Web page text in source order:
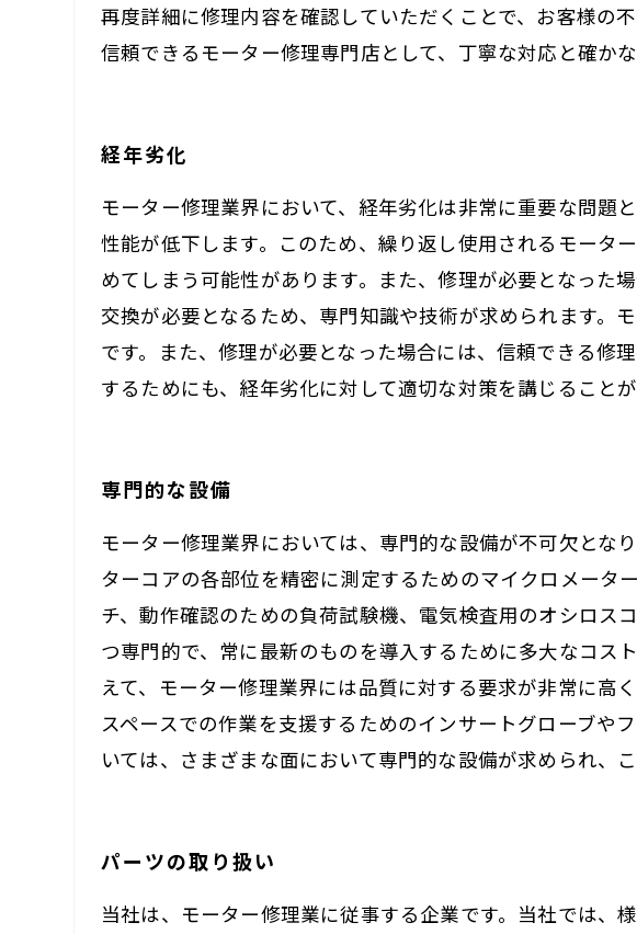
再度詳細に修理内容を確認していただくことで、お客様の
信頼できるモーター修理専門店として、丁寧な対応と確か
経年劣化
モーター修理業界において、経年劣化は非常に重要な問題
性能が低下します。このため、繰り返し使用されるモータ
めてしまう可能性があります。また、修理が必要となった
交換が必要となるため、専門知識や技術が求められます。
です。また、修理が必要となった場合には、信頼できる修
するためにも、経年劣化に対して適切な対策を講じることが
専門的な設備
モーター修理業界においては、専門的な設備が不可欠とな
ターコアの各部位を精密に測定するためのマイクロメータ
チ、動作確認のための負荷試験機、電気検査用のオシロス
つ専門的で、常に最新のものを導入するために多大なコス
えて、モーター修理業界には品質に対する要求が非常に
スペースでの作業を支援するためのインサートグローブや
いては、さまざまな面において専門的な設備が求められ、
パーツの取り扱い
当社は、モーター修理業に従事する企業です。当社では、